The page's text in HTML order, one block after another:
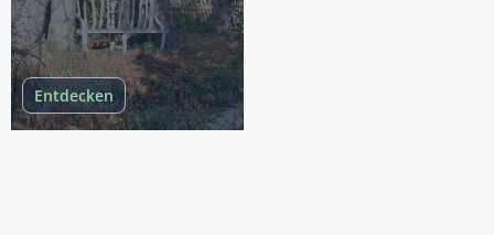
Entdecken